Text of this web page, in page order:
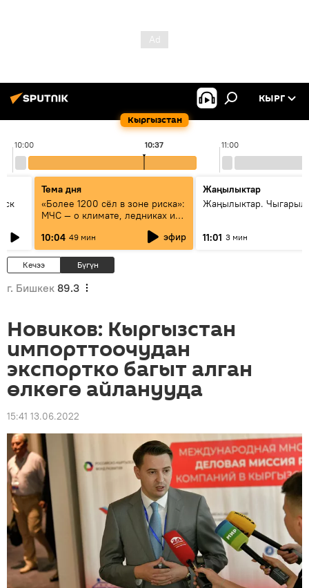
Кыргызстан
КЫРГ
10:00 11:00
10:37
Тема дня
«Более 1200 сёл в зоне риска»:
МЧС — о климате, ледниках и
населения
10:04 49 мин эфир
Жаңылыктар
Жаңылыктар.
11:01 3 мин
Кечээ Бүгүн
г. Бишкек 89.3
Новиков: Кыргызстан
импорттоочудан
экспортко багыт алган
өлкөгө айланууда
15:41 13.06.2022